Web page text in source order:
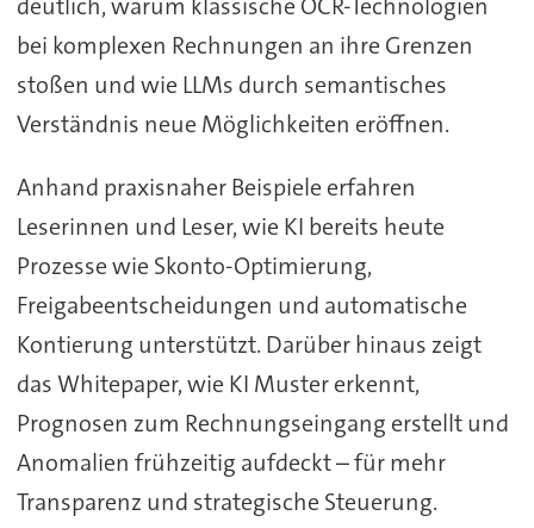
deutlich, warum klassische OCR-Technologien
bei komplexen Rechnungen an ihre Grenzen
stoßen und wie LLMs durch semantisches
Verständnis neue Möglichkeiten eröffnen.
Anhand praxisnaher Beispiele erfahren
Leserinnen und Leser, wie KI bereits heute
Prozesse wie Skonto-Optimierung,
Freigabeentscheidungen und automatische
Kontierung unterstützt. Darüber hinaus zeigt
das Whitepaper, wie KI Muster erkennt,
Prognosen zum Rechnungseingang erstellt und
Anomalien frühzeitig aufdeckt – für mehr
Transparenz und strategische Steuerung.